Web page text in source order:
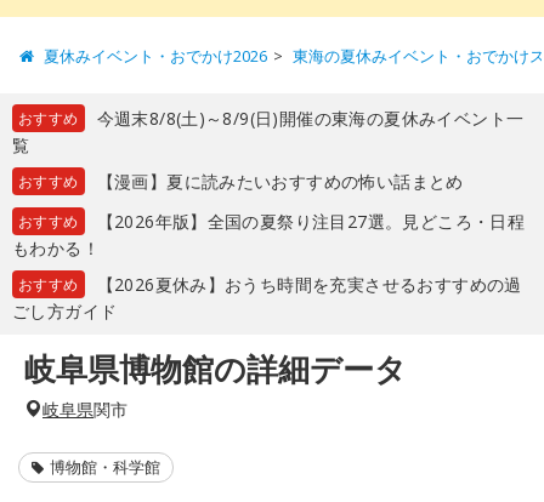
夏休みイベント・おでかけ2026 東海の夏休みイベント・おでかけ
おすすめ
今週末8/8(土)～8/9(日)開催の東海の夏休みイベント一
覧
おすすめ 【漫画】夏に読みたいおすすめの怖い話まとめ
おすすめ
【2026年版】全国の夏祭り注目27選。見どころ・日程
もわかる！
おすすめ
【2026夏休み】おうち時間を充実させるおすすめの過
ごし方ガイド
岐阜県博物館の詳細データ
岐阜県関市
博物館・科学館